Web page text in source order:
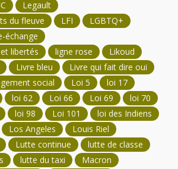
Legault
du fleuve
LFI
LGBTQ+
échange
libertés
ligne rose
Likoud
Livre bleu
Livre qui fait dire oui
social Loi 5
loi 17
loi 62 Loi 66 Loi 69
loi 70
loi 98 Loi 101
loi des Indiens
Los Angeles
Louis Riel
Lutte continue
lutte de classe
lutte du taxi
Macron